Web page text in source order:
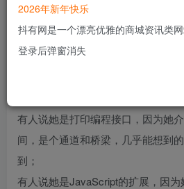
Lodop是什么？
有人说她是打印编程接口，因为她
间，是个通道和桥梁，几乎能想到
到；
有人说她是JavaScript的扩展，因
2026年新年快乐
抖有网是一个漂亮优雅的商城资讯类
登录后弹窗消失